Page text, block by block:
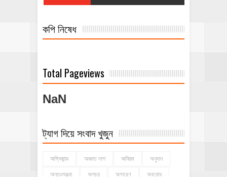
কপি নিষেধ
Total Pageviews
NaN
ট্যাগ দিয়ে সংবাদ খুজুন
অগ্নিকান্ড অজ্ঞাত লাশ অনিয়ম অনুদান
অন্তঃসত্ত্বা অপচয় অপহরণ অবরোধ